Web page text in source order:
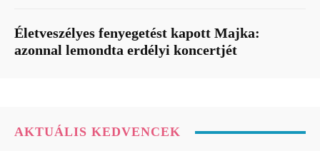
Életveszélyes fenyegetést kapott Majka:
azonnal lemondta erdélyi koncertjét
AKTUÁLIS KEDVENCEK